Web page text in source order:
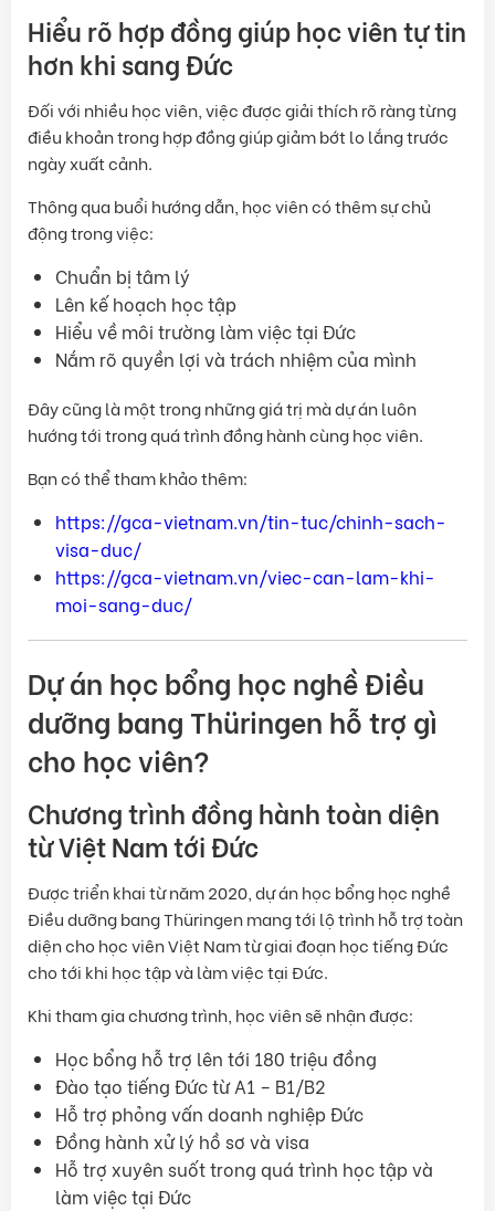
Hiểu rõ hợp đồng giúp học viên tự tin
hơn khi sang Đức
Đối với nhiều học viên, việc được giải thích rõ ràng từng
điều khoản trong hợp đồng giúp giảm bớt lo lắng trước
ngày xuất cảnh.
Thông qua buổi hướng dẫn, học viên có thêm sự chủ
động trong việc:
Chuẩn bị tâm lý
Lên kế hoạch học tập
Hiểu về môi trường làm việc tại Đức
Nắm rõ quyền lợi và trách nhiệm của mình
Đây cũng là một trong những giá trị mà dự án luôn
hướng tới trong quá trình đồng hành cùng học viên.
Bạn có thể tham khảo thêm:
https://gca-vietnam.vn/tin-tuc/chinh-sach-
visa-duc/
https://gca-vietnam.vn/viec-can-lam-khi-
moi-sang-duc/
Dự án học bổng học nghề Điều
dưỡng bang Thüringen hỗ trợ gì
cho học viên?
Chương trình đồng hành toàn diện
từ Việt Nam tới Đức
Được triển khai từ năm 2020, dự án học bổng học nghề
Điều dưỡng bang Thüringen mang tới lộ trình hỗ trợ toàn
diện cho học viên Việt Nam từ giai đoạn học tiếng Đức
cho tới khi học tập và làm việc tại Đức.
Khi tham gia chương trình, học viên sẽ nhận được:
Học bổng hỗ trợ lên tới 180 triệu đồng
Đào tạo tiếng Đức từ A1 – B1/B2
Hỗ trợ phỏng vấn doanh nghiệp Đức
Đồng hành xử lý hồ sơ và visa
Hỗ trợ xuyên suốt trong quá trình học tập và
làm việc tại Đức